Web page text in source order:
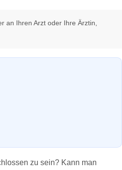
an Ihren Arzt oder Ihre Ärztin,
zu sein? Kann man